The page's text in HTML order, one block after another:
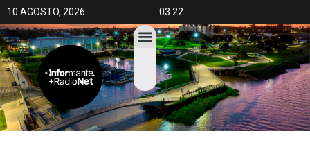
10 AGOSTO, 2026 03:22